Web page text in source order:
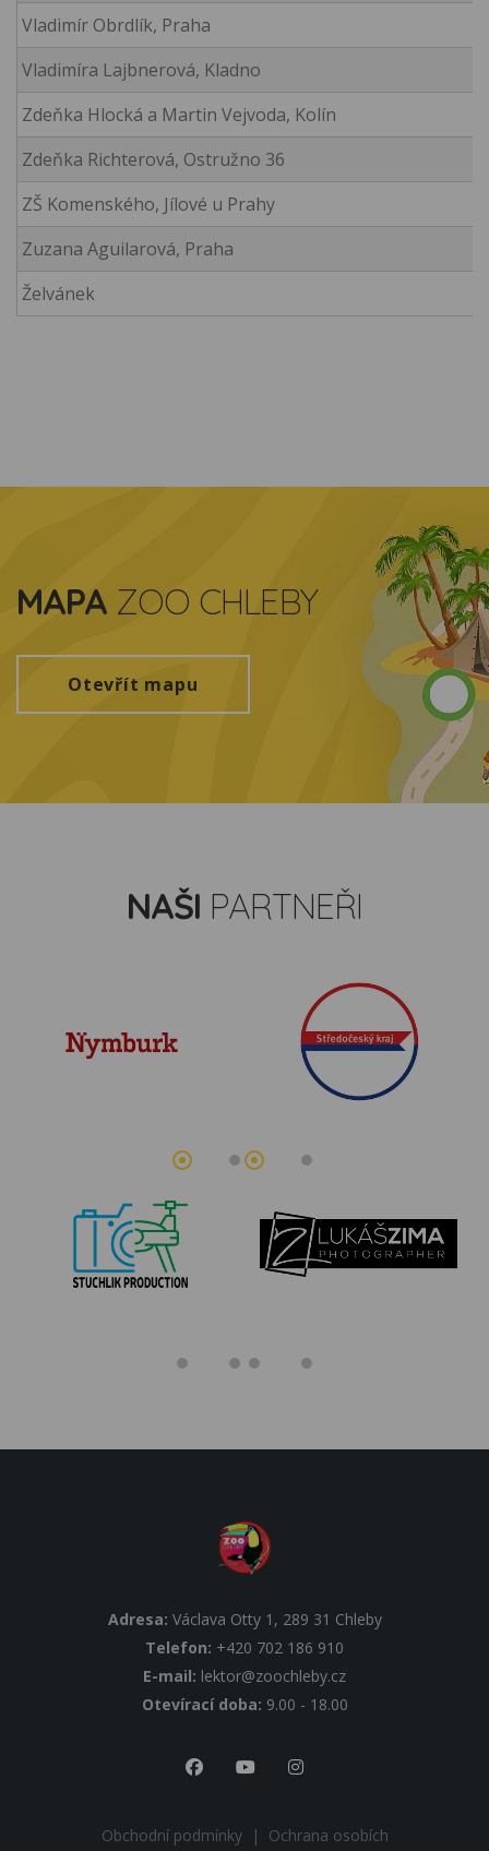
Vladimír Obrdlík, Praha
Vladimíra Lajbnerová, Kladno
Zdeňka Hlocká a Martin Vejvoda, Kolín
Zdeňka Richterová, Ostružno 36
ZŠ Komenského, Jílové u Prahy
Zuzana Aguilarová, Praha
Želvánek
MAPA ZOO CHLEBY
Otevřít mapu
NAŠI PARTNEŘI
Adresa: Václava Otty 1, 289 31 Chleby
Telefon: +420 702 186 910
E-mail: lektor@zoochleby.cz
Otevírací doba: 9.00 - 18.00
Obchodní podmínky |
Ochrana osobích